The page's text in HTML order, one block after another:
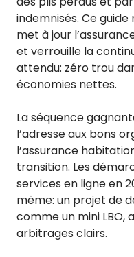
indemnisés. Ce guide
met à jour
et verrouille la
attendu: zéro trou
économies nettes.
La séquence
l’adresse aux bons
l’assurance
transition. Les
services en ligne en
même: un projet de
comme un mini LBO,
arbitrages clairs.